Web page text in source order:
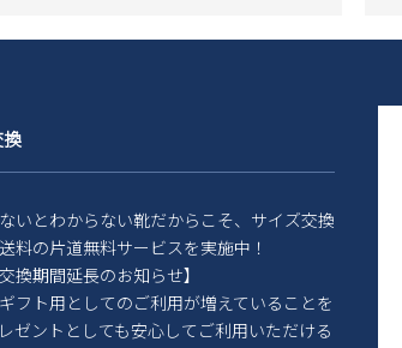
いとわからない靴だからこそ、サイズ交換
料の片道無料サービスを実施中！
換期間延長のお知らせ】
フト用としてのご利用が増えていることを
ゼントとしても安心してご利用いただける